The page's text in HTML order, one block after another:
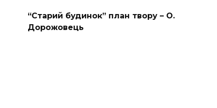
“Старий будинок” план твору – О.
Дорожовець